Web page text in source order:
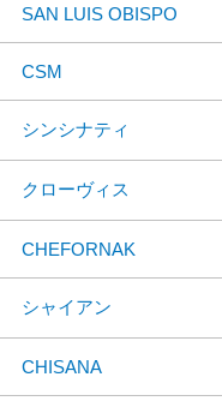
SAN LUIS OBISPO
CSM
シンシナティ
クローヴィス
CHEFORNAK
シャイアン
CHISANA